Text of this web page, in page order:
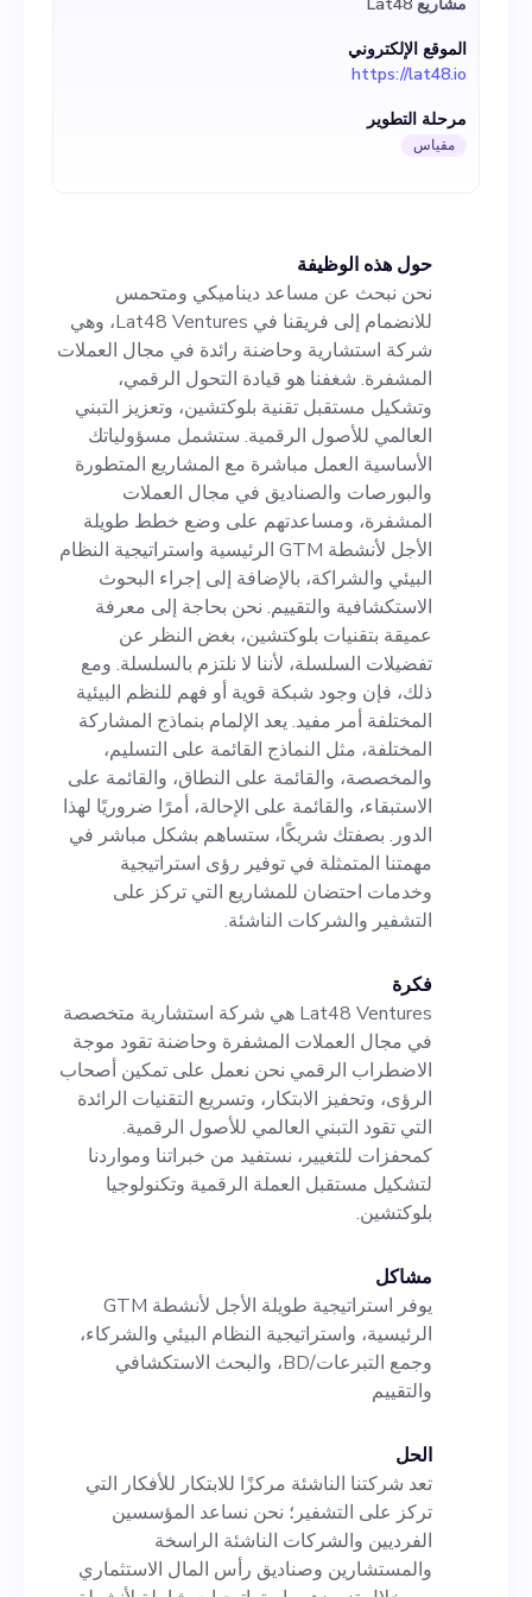
مسؤولياتك الأساسية العمل
مباشرة مع المشاريع المتطورة
والبورصات والصناديق في مجال
العملات المشفرة، ومساعدتهم
واستراتيجية النظام البيئي
والشراكة، بالإضافة إلى إجراء
البحوث الاستكشافية والتقييم.
نحن بحاجة إلى معرفة عميقة
بتقنيات بلوكتشين، بغض النظر
عن تفضيلات السلسلة، لأننا لا
نلتزم بالسلسلة. ومع ذلك، فإن
وجود شبكة قوية أو فهم للنظم
البيئية المختلفة أمر مفيد. يعد
الإلمام بنماذج المشاركة المختلفة،
مثل النماذج القائمة على التسليم،
والمخصصة، والقائمة على
النطاق، والقائمة على الاستبقاء،
والقائمة على الإحالة، أمرًا ضروريًا
لهذا الدور. بصفتك شريكًا،
ستساهم بشكل مباشر في مهمتنا
المتمثلة في توفير رؤى
استراتيجية وخدمات احتضان
للمشاريع التي تركز على التشفير
والشركات الناشئة.
حول هذه الوظيفة
نحن نبحث عن مساعد ديناميكي ومتحمس
للانضمام إلى فريقنا في Lat48 Ventures، وهي
شركة استشارية وحاضنة رائدة في مجال العملات
المشفرة. شغفنا هو قيادة التحول الرقمي،
وتشكيل مستقبل تقنية بلوكتشين، وتعزيز التبني
العالمي للأصول الرقمية. ستشمل مسؤولياتك
الأساسية العمل مباشرة مع المشاريع المتطورة
والبورصات والصناديق في مجال العملات
المشفرة، ومساعدتهم على وضع خطط طويلة
الأجل لأنشطة GTM الرئيسية واستراتيجية النظام
البيئي والشراكة، بالإضافة إلى إجراء البحوث
الاستكشافية والتقييم. نحن بحاجة إلى معرفة
عميقة بتقنيات بلوكتشين، بغض النظر عن
تفضيلات السلسلة، لأننا لا نلتزم بالسلسلة. ومع
ذلك، فإن وجود شبكة قوية أو فهم للنظم البيئية
المختلفة أمر مفيد. يعد الإلمام بنماذج المشاركة
المختلفة، مثل النماذج القائمة على التسليم،
والمخصصة، والقائمة على النطاق، والقائمة على
الاستبقاء، والقائمة على الإحالة، أمرًا ضروريًا لهذا
الدور. بصفتك شريكًا، ستساهم بشكل مباشر في
مهمتنا المتمثلة في توفير رؤى استراتيجية
وخدمات احتضان للمشاريع التي تركز على
التشفير والشركات الناشئة.
فكرة
Lat48 Ventures هي شركة استشارية متخصصة
في مجال العملات المشفرة وحاضنة تقود موجة
الاضطراب الرقمي نحن نعمل على تمكين أصحاب
الرؤى، وتحفيز الابتكار، وتسريع التقنيات الرائدة
التي تقود التبني العالمي للأصول الرقمية.
كمحفزات للتغيير، نستفيد من خبراتنا ومواردنا
لتشكيل مستقبل العملة الرقمية وتكنولوجيا
بلوكتشين.
مشاكل
يوفر استراتيجية طويلة الأجل لأنشطة GTM
الرئيسية، واستراتيجية النظام البيئي والشركاء،
وجمع التبرعات/BD، والبحث الاستكشافي
والتقييم
الحل
تعد شركتنا الناشئة مركزًا للابتكار للأفكار التي
تركز على التشفير؛ نحن نساعد المؤسسين
الفرديين والشركات الناشئة الراسخة
والمستشارين وصناديق رأس المال الاستثماري
الموقع الإلكتروني
https://lat48.io
مرحلة التطوير
مقياس